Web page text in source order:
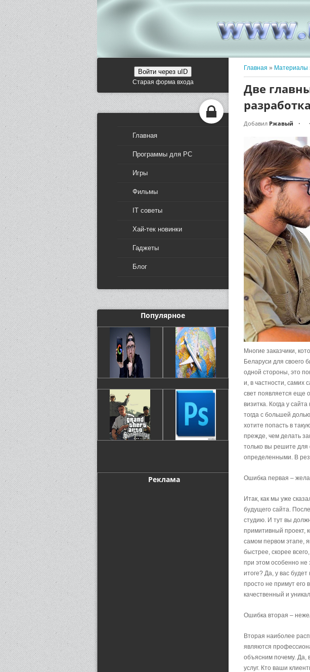
Войти через uID
Старая форма входа
Главная
Программы для PC
Игры
Фильмы
IT советы
Хай-тек новинки
Гаджеты
Блог
Популярное
Реклама
Главная » Материалы
Две
Добавил Ржавый • •
Многие заказчики,
Беларуси для своего
одной стороны, это
и, в частности, самих
свет появляется еще
визитка. Когда у
тогда с большей
хотите попасть в
прежде, чем делать
только вы решите для
определенными. В
Ошибка первая –
Итак, как мы уже
будущего сайта.
студию. И тут вы
примитивный проект,
самом первом этапе,
быстрее, скорее
при этом особенно не
итоге? Да, у вас
просто не примут его
качественный и
Ошибка вторая –
Вторая наиболее
являются
объясним почему. Да,
услуг. Кто ваши